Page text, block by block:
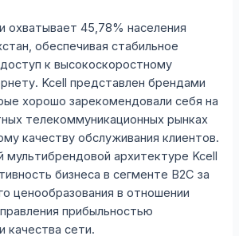
охватывает 45,78% населения
обеспечивая стабильное
к высокоскоростному
Kcell представлен брендами
хорошо зарекомендовали себя на
телекоммуникационных рынках
качеству обслуживания клиентов.
мультибрендовой архитектуре Kcell
бизнеса в сегменте B2С за
ценообразования в отношении
прибыльностью
качества сети.